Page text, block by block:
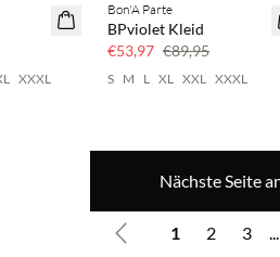
XXXL
40 % Rabatt
Bon'A Parte
BPviolet Kleid
€53,97 €89,95
S M L XL XXL XXXL
Nächste Seite
1 2 3 ...